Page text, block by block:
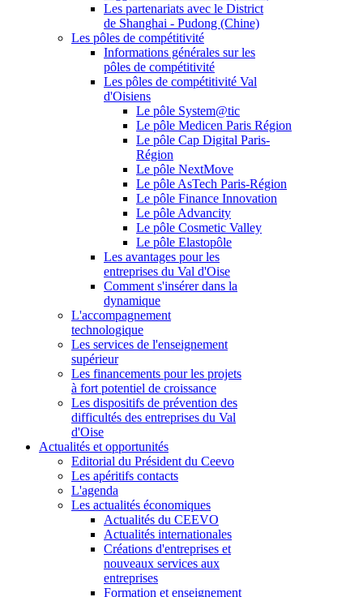
Les partenariats avec le District
de Shanghai - Pudong (Chine)
Les pôles de compétitivité
Informations générales sur les
pôles de compétitivité
Les pôles de compétitivité Val
d'Oisiens
Le pôle System@tic
Le pôle Medicen Paris Région
Le pôle Cap Digital Paris-
Région
Le pôle NextMove
Le pôle AsTech Paris-Région
Le pôle Finance Innovation
Le pôle Advancity
Le pôle Cosmetic Valley
Le pôle Elastopôle
Les avantages pour les
entreprises du Val d'Oise
Comment s'insérer dans la
dynamique
L'accompagnement
technologique
Les services de l'enseignement
supérieur
Les financements pour les projets
à fort potentiel de croissance
Les dispositifs de prévention des
difficultés des entreprises du Val
d'Oise
Actualités et opportunités
Editorial du Président du Ceevo
Les apéritifs contacts
L'agenda
Les actualités économiques
Actualités du CEEVO
Actualités internationales
Créations d'entreprises et
nouveaux services aux
entreprises
Formation et enseignement